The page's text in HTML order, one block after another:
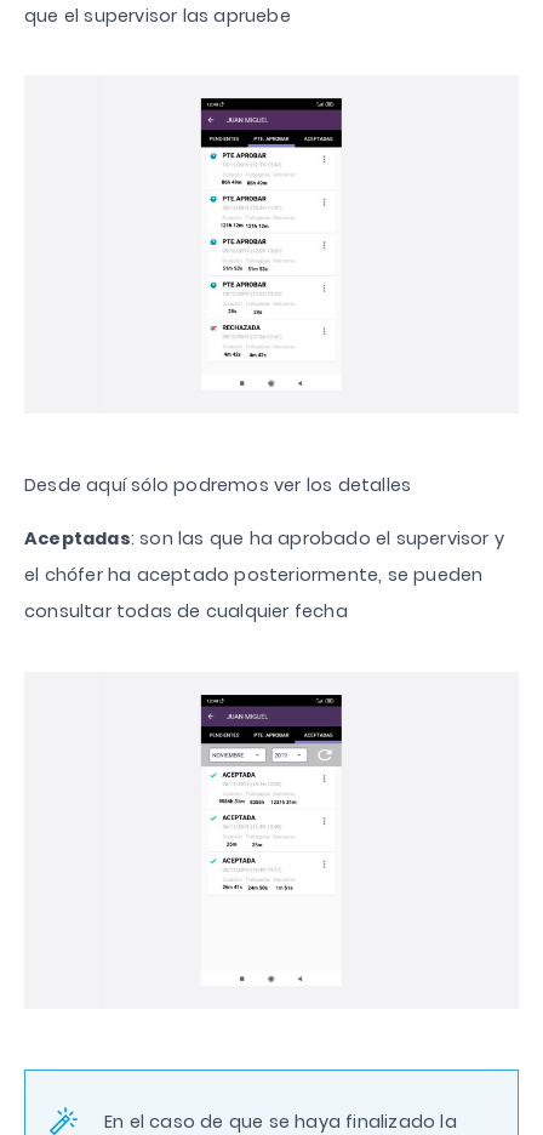
que el supervisor las apruebe
Desde aquí sólo podremos ver los detalles
Aceptadas: son las que ha aprobado el supervisor y
el chófer ha aceptado posteriormente, se pueden
consultar todas de cualquier fecha
En el caso de que se haya finalizado la